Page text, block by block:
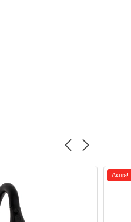
Акція!